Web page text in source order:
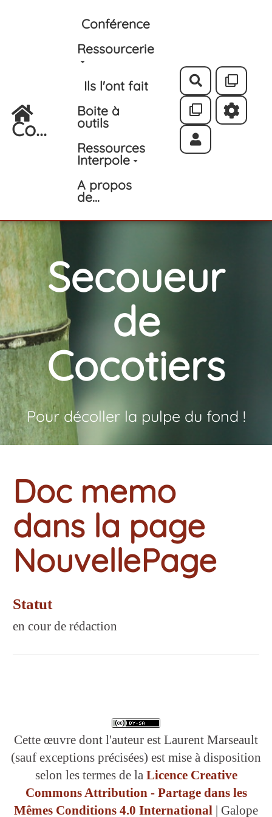
Aller au contenu principal
Co...
Conférence
Ressourcerie
Ils l'ont fait
Boite à
outils
Ressources
Interpole
A propos
de...
Rechercher
Secoueur
de
Cocotiers
Pour décoller la pulpe du fond !
Doc memo
dans la page
NouvellePage
Statut
en cour de rédaction
Cette œuvre dont l'auteur est Laurent Marseault
(sauf exceptions précisées) est mise à disposition
selon les termes de la Licence Creative
Commons Attribution - Partage dans les
Mêmes Conditions 4.0 International | Galope